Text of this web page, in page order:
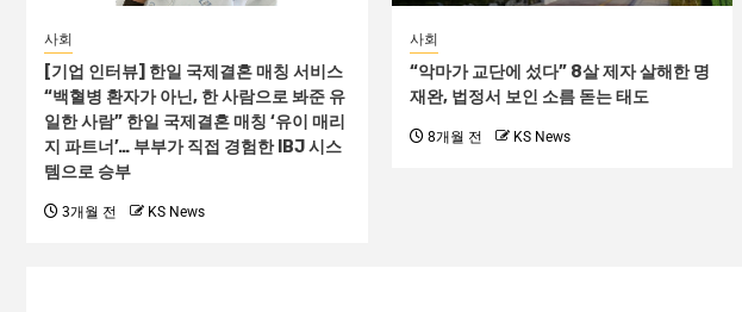
사회
[기업 인터뷰] 한일 국제결혼 매칭 서비스
“백혈병 환자가 아닌, 한 사람으로 봐준 유
일한 사람” 한일 국제결혼 매칭 ‘유이 매리
지 파트너’… 부부가 직접 경험한 IBJ 시스
템으로 승부
3개월 전 KS News
사회
“악마가 교단에 섰다” 8살 제자 살해한 명
재완, 법정서 보인 소름 돋는 태도
8개월 전 KS News